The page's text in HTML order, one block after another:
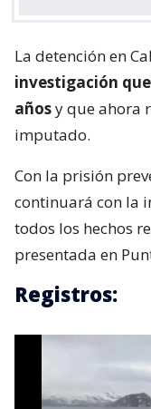
La detención en
investigación
añosy que ahora
imputado.
Con la prisión
continuará con la
todos los hechos
presentada en
Registros: